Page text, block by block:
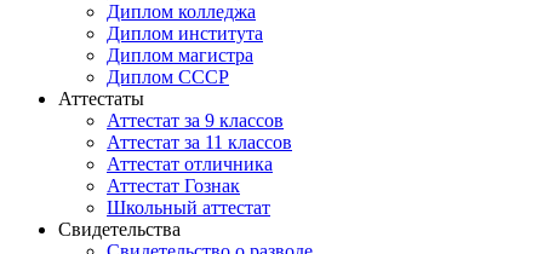
Диплом колледжа
Диплом института
Диплом магистра
Диплом СССР
Аттестаты
Аттестат за 9 классов
Аттестат за 11 классов
Аттестат отличника
Аттестат Гознак
Школьный аттестат
Свидетельства